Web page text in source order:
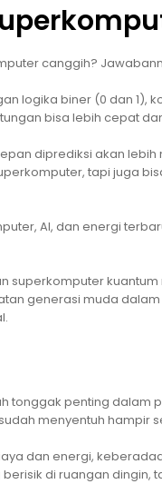
canggih?
logika biner (0 dan 1),
bisa lebih cepat
diprediksi akan
tapi juga
AI, dan energi
superkomputer
generasi muda
tonggak penting dalam
menyentuh hampir
dan energi,
di ruangan